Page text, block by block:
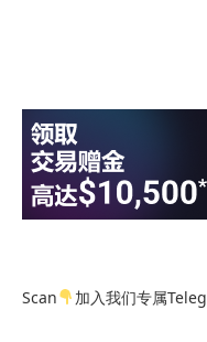
Scan 加入我们专属